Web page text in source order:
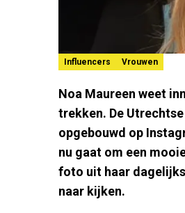
Influencers Vrouwen
Noa Maureen weet
trekken. De
opgebouwd op
nu gaat om een
foto uit haar
naar kijken.